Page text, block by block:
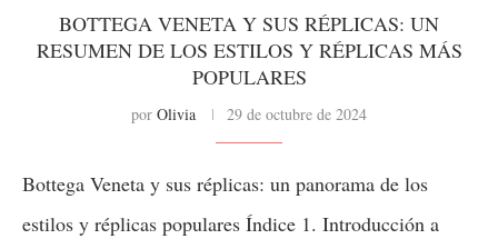
BOTTEGA VENETA Y SUS RÉPLICAS: UN
RESUMEN DE LOS ESTILOS Y RÉPLICAS MÁS
POPULARES
por Olivia 29 de octubre de 2024
Bottega Veneta y sus réplicas: un panorama de los
estilos y réplicas populares Índice 1. Introducción a